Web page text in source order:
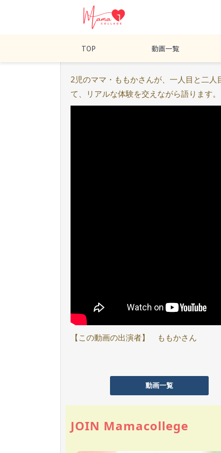
TOP 動画一覧
2児のママ・ももかさんが、一人目と二
て、リアルな体験を交えながら語ります
【この動画の出演者】 ももかさん
動画一覧
JOIN Mamacollege